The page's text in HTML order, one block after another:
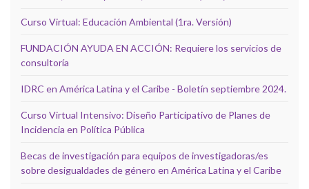
Curso Virtual: Educación Ambiental (1ra. Versión)
FUNDACIÓN AYUDA EN ACCIÓN: Requiere los servicios de
consultoría
IDRC en América Latina y el Caribe - Boletín septiembre 2024.
Curso Virtual Intensivo: Diseño Participativo de Planes de
Incidencia en Política Pública
Becas de investigación para equipos de investigadoras/es
sobre desigualdades de género en América Latina y el Caribe